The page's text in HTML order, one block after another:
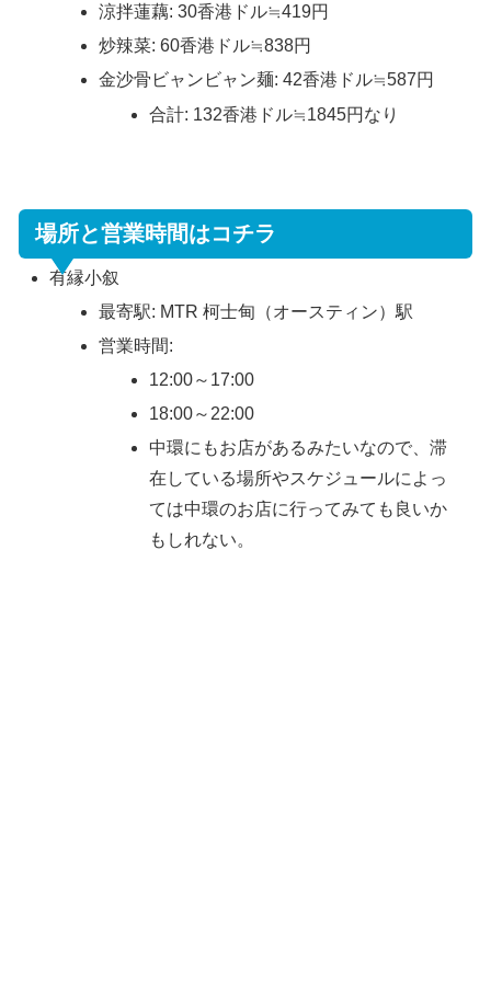
涼拌蓮藕: 30香港ドル≒419円
炒辣菜: 60香港ドル≒838円
金沙骨ビャンビャン麺: 42香港ドル≒587円
合計: 132香港ドル≒1845円なり
場所と営業時間はコチラ
有縁小叙
最寄駅: MTR 柯士甸（オースティン）駅
営業時間:
12:00～17:00
18:00～22:00
中環にもお店があるみたいなので、滞
在している場所やスケジュールによっ
ては中環のお店に行ってみても良いか
もしれない。